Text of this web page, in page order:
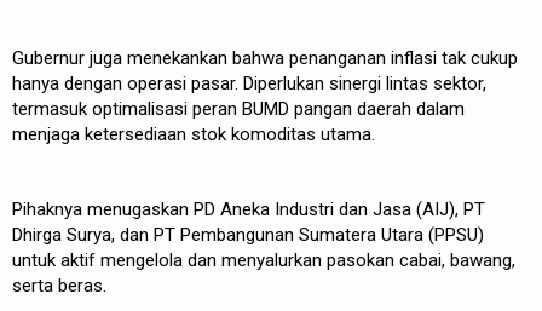
Gubernur juga menekankan bahwa penanganan inflasi tak cukup
hanya dengan operasi pasar. Diperlukan sinergi lintas sektor,
termasuk optimalisasi peran BUMD pangan daerah dalam
menjaga ketersediaan stok komoditas utama.
Pihaknya menugaskan PD Aneka Industri dan Jasa (AIJ), PT
Dhirga Surya, dan PT Pembangunan Sumatera Utara (PPSU)
untuk aktif mengelola dan menyalurkan pasokan cabai, bawang,
serta beras.